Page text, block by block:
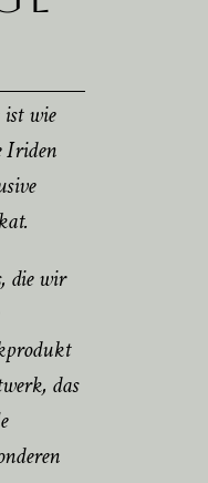
wie
Iriden
die wir
das